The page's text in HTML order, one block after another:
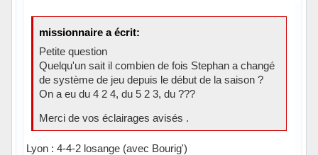
missionnaire a écrit:
Petite question
Quelqu'un sait il combien de fois Stephan a changé
de système de jeu depuis le début de la saison ?
On a eu du 4 2 4, du 5 2 3, du ???
Merci de vos éclairages avisés .
Lyon : 4-4-2 losange (avec Bourig')